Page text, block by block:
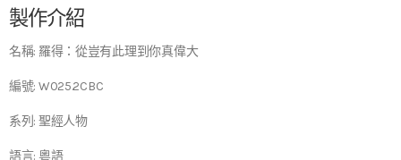
製作介紹
名稱: 羅得：從豈有此理到你真偉大
編號: W025.2CBC
系列: 聖經人物
語言: 粵語